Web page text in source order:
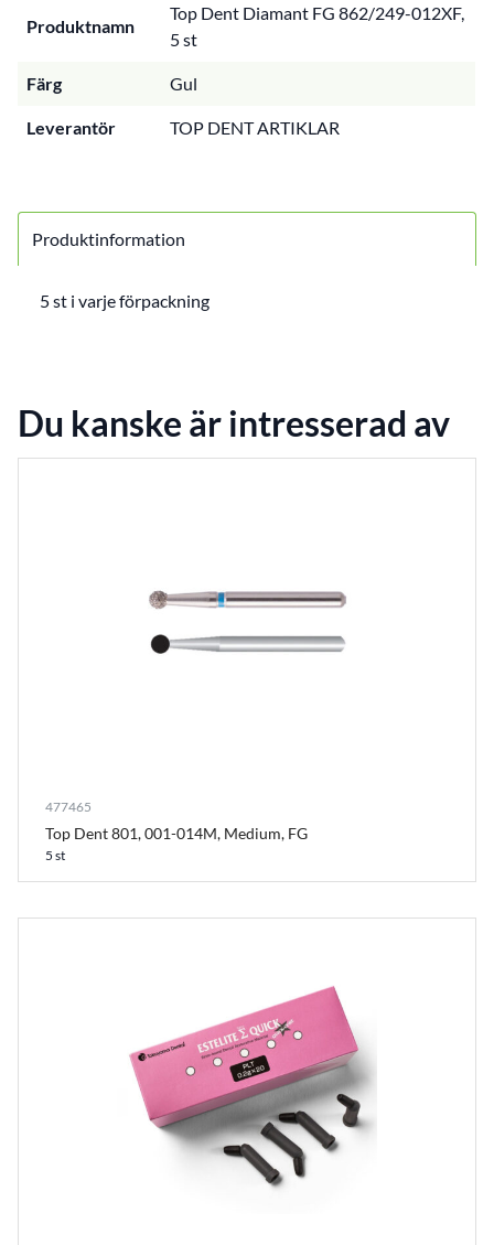
Produktnamn
Top Dent Diamant FG 862/249-012XF,
5 st
Färg Gul
Leverantör TOP DENT ARTIKLAR
Produktinformation
5 st i varje förpackning
Du kanske är intresserad av
477465
Top Dent 801, 001-014M, Medium, FG
5 st